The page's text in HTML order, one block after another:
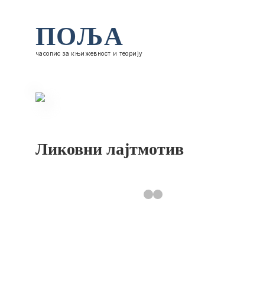
ПОЉА
часопис за књижевност и теорију
Ликовни лајтмотив